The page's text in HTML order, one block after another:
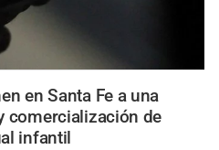
en Santa Fe a una
comercialización de
infantil